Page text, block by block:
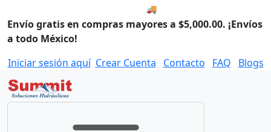
🚚 Envío el Lunes, 10 de
Envío gratis en compras mayores a $5,000.00. ¡Envíos
a todo México!
Iniciar sesión aquí Crear Cuenta Contacto FAQ Blogs